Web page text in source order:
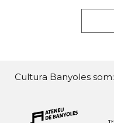
Cultura Banyoles som: